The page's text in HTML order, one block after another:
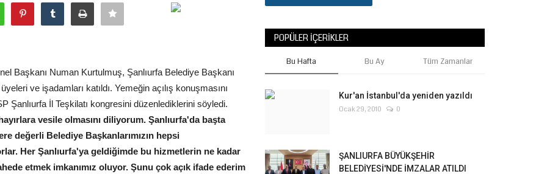
Başkanı Numan Kurtulmuş, Şanlıurfa Belediye Başkanı
ve işadamları katıldı. Yemeğin açılış konuşmasını
Şanlıurfa İl Teşkilatı kongresini düzenlediklerini söyledi.
vesile olmasını diliyorum. Şanlıurfa'da başta
değerli Belediye Başkanlarımızın hepsi
Her Şanlıurfa'ya geldiğimde bu hizmetlerin ne kadar
etmek imkanımız oluyor. Şunu çok açık ifade ederim
POPÜLER İÇERIKLER
Bu Hafta Bu Ay Tüm Zamanlar
Kur'an İstanbul'da yeniden yazıldı
Ocak 29, 2010 0
ŞANLIURFA BÜYÜKŞEHİR
BELEDİYESİ'NDE İMZALAR ATILDI